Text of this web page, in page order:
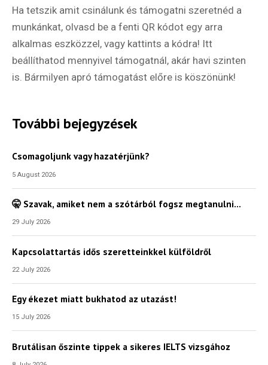
Ha tetszik amit csinálunk és támogatni szeretnéd a
munkánkat, olvasd be a fenti QR kódot egy arra
alkalmas eszközzel, vagy kattints a kódra! Itt
beállíthatod mennyivel támogatnál, akár havi szinten
is. Bármilyen apró támogatást előre is köszönünk!
További bejegyzések
Csomagoljunk vagy hazatérjünk?
5 August 2026
🤫 Szavak, amiket nem a szótárból fogsz megtanulni…
29 July 2026
Kapcsolattartás idős szeretteinkkel külföldről
22 July 2026
Egy ékezet miatt bukhatod az utazást!
15 July 2026
Brutálisan őszinte tippek a sikeres IELTS vizsgához